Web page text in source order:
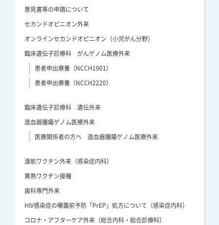
意見書等の申請について
セカンドオピニオン外来
オンラインセカンドオピニオン（小児がん分野）
臨床遺伝子診療科 がんゲノム医療外来
患者申出療養（NCCH1901）
患者申出療養（NCCH2220）
臨床遺伝子診療科 遺伝外来
造血器腫瘍ゲノム医療外来
医療関係者の方へ 造血器腫瘍ゲノム医療外来
渡航ワクチン外来（感染症内科）
黄熱ワクチン接種
歯科専門外来
HIV感染症の曝露前予防「PrEP」処方について（感染症内科）
コロナ・アフターケア外来（総合内科・総合診療科）